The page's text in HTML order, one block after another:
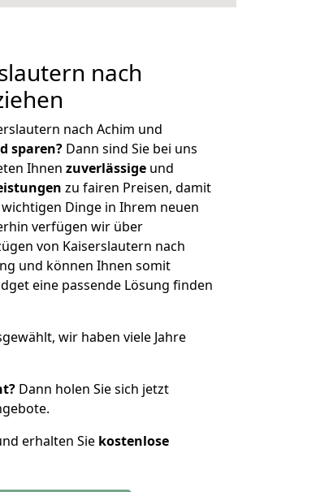
nach
nach Achim und
sparen? Dann sind Sie bei uns
Ihnen zuverlässige und
zu fairen Preisen, damit
Dinge in Ihrem neuen
verfügen wir über
von Kaiserslautern nach
und können Ihnen somit
eine passende Lösung finden
wir haben viele Jahre
Dann holen Sie sich jetzt
erhalten Sie kostenlose